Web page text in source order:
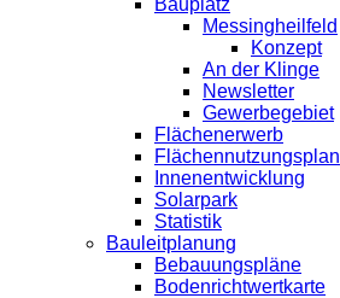
Bauplatz
Messingheilfeld
Konzept
An der Klinge
Newsletter
Gewerbegebiet
Flächenerwerb
Flächennutzungsplan
Innenentwicklung
Solarpark
Statistik
Bauleitplanung
Bebauungspläne
Bodenrichtwertkarte